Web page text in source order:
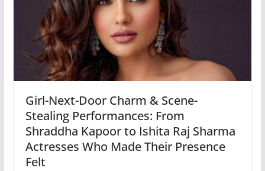
Girl-Next-Door Charm & Scene-
Stealing Performances: From
Shraddha Kapoor to Ishita Raj Sharma
Actresses Who Made Their Presence
Felt